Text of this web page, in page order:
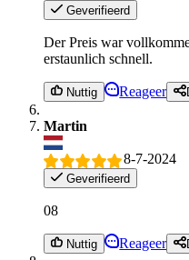
Geverifieerd
Der Preis war
erstaunlich schnell.
Nuttig Reageer
Martin
8-7-2024
Geverifieerd
08
Nuttig Reageer